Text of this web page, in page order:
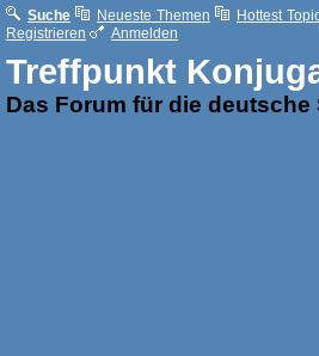
Suche Neueste Themen Hottest
Registrieren
Anmelden
Treffpunkt
Das Forum für die deutsche